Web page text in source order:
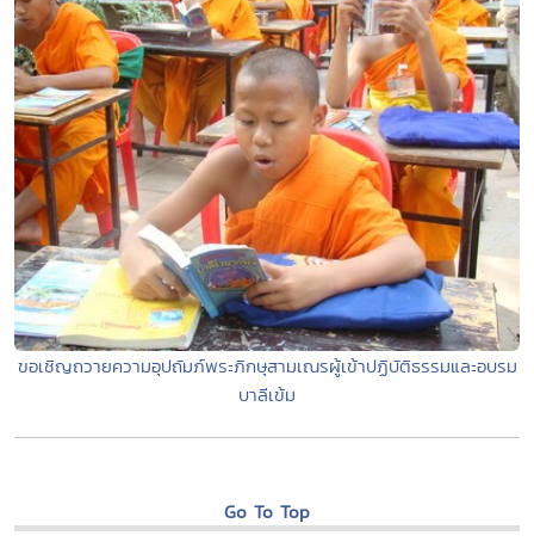
ขอเชิญถวายความอุปถัมภ์พระภิกษุสามเณรผู้เข้าปฏิบัติธรรมและอบรม
บาลีเข้ม
Go To Top